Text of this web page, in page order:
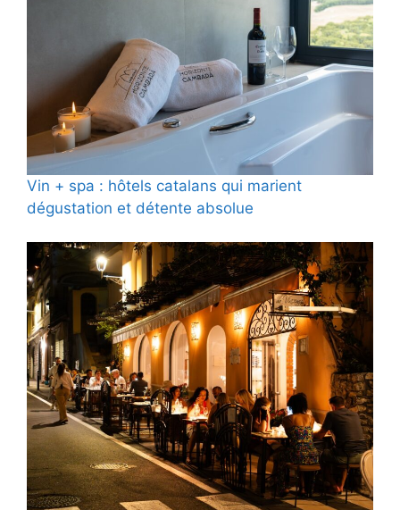
Vin + spa : hôtels catalans qui marient
dégustation et détente absolue